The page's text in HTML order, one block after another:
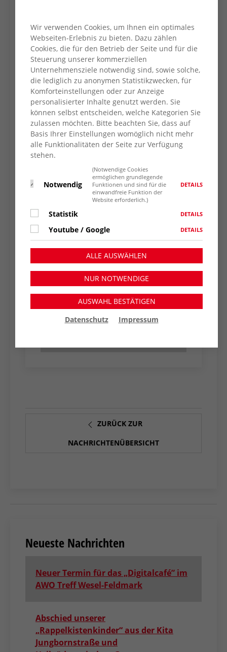
& Jugend
AWOzubis: Nachwuchskräfte in der
Pflege
Kurs: Achtsamkeit meets Tango
u.v.m.
AWO Nachhaltigkeit: Die Pflege und das
Klima
AWO-Engagement:
AWO ein ganzes Leben lang
Tandem-Bike für den AWO-Treff Wesel
AWO vor Ort Ansprechpartner*innen
Publikationen und
Downloads
AWO Konkret 86
ZURÜCK ZUR
NACHRICHTENÜBERSICHT
Neueste Nachrichten
Neuer Termin für das „Digitalcafé” im
AWO Treff Wesel-Feldmark
Abschied unserer
„Rappelkistenkinder“ aus der Kita
Jungbornstraße und
Wir verwenden Cookies, um Ihnen ein optimales
Webseiten-Erlebnis zu bieten. Dazu zählen
Cookies, die für den Betrieb der Seite und für die
Steuerung unserer kommerziellen
Unternehmensziele notwendig sind, sowie solche,
die lediglich zu anonymen Statistikzwecken, für
Komforteinstellungen oder zur Anzeige
personalisierter Inhalte genutzt werden. Sie
können selbst entscheiden, welche Kategorien Sie
zulassen möchten. Bitte beachten Sie, dass auf
Basis Ihrer Einstellungen womöglich nicht mehr
alle Funktionalitäten der Seite zur Verfügung
stehen.
Notwendig
(Notwendige Cookies
ermöglichen grundlegende
Funktionen und sind für die
einwandfreie Funktion der
Website erforderlich.)
DETAILS
Statistik DETAILS
Youtube / Google DETAILS
ALLE AUSWÄHLEN
NUR NOTWENDIGE
AUSWAHL BESTÄTIGEN
Datenschutz
Impressum